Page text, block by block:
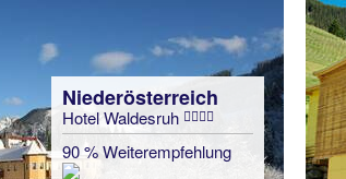
Niederösterreich
Hotel Waldesruh
90 % Weiterempfehlung